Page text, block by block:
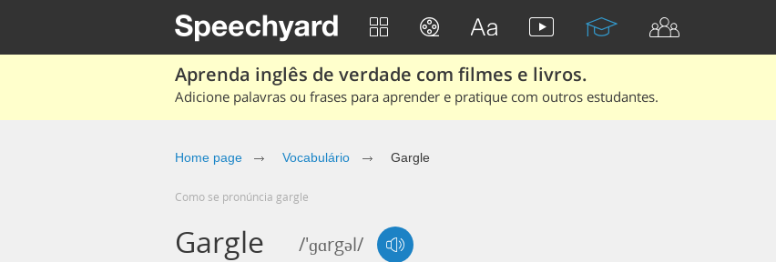
Aprenda inglês de verdade com filmes e livros.
Adicione palavras ou frases para aprender e pratique com outros estudantes.
Home page Vocabulário Gargle
Como se pronúncia gargle
Gargle /'ɡɑrgəl/